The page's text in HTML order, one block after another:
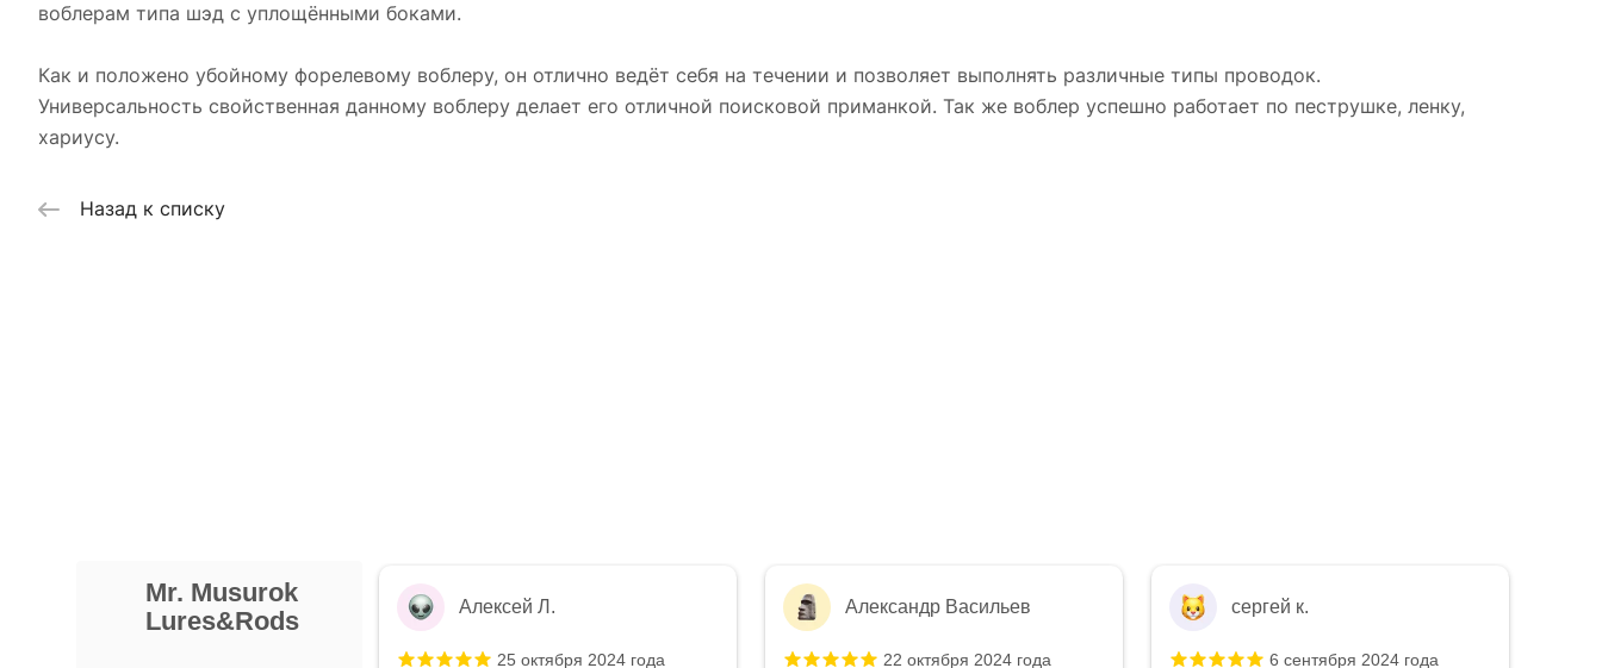
воблерам типа шэд с уплощёнными боками.
Как и положено убойному форелевому воблеру, он отлично ведёт себя на течении и позволяет выполнять различные типы проводок.
Универсальность свойственная данному воблеру делает его отличной поисковой приманкой. Так же воблер успешно работает по пеструшке, ленку,
хариусу.
Назад к списку
Mr. Musurok
Lures&Rods
Алексей Л. Александр Васильев
22 октября 2024 года
сергей к.
6 сентября 2024 года
Евгений Смирнов
3 сентября 2024 года